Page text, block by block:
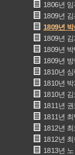
1806년
1809년
1809년
1809년
1809년
1809년
1810년
1810년
1810년
1811년
1811년
1812년
1812년
1813년